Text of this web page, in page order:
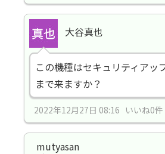
大谷真也
この機種はセキュリティアッ
まで来ますか？
2022年12月27日 08:16 いいね0
mutyasan